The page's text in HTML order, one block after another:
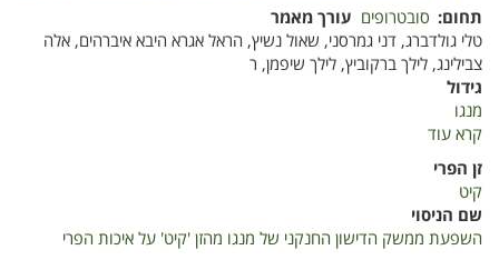
תחום סובטרופים עורך מאמר
טלי גולדברג, דני גמרסני, שאול נשיץ, הראל אגרא היבא איברהים, אלה
צבילינג, לילך ברקוביץ, לילך שיפמן, ר
גידול
מנגו
קרא עוד
החנקני
של
זן הפרי
קיט
שם הניסוי
השפעת ממשק הדישון החנקני של מנגו מהזן 'קיט' על איכות הפרי